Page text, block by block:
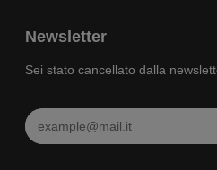
Newsletter
Sei stato cancellato dalla